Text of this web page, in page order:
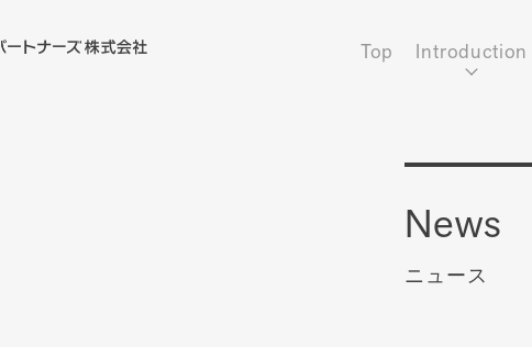
Top Introduction
News
ニュース